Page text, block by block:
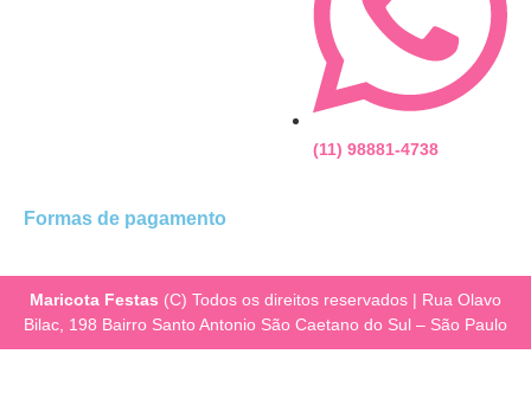
(11) 98881-4738
Formas de pagamento
Maricota Festas (C) Todos os direitos reservados | Rua Olavo
Bilac, 198 Bairro Santo Antonio São Caetano do Sul – São Paulo